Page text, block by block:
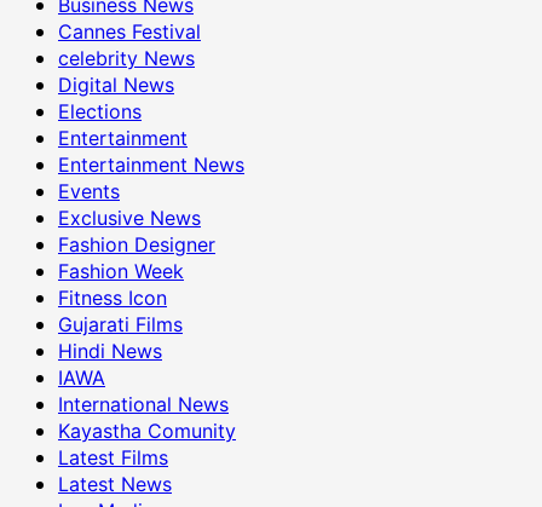
Cannes Festival
celebrity News
Digital News
Elections
Entertainment
Entertainment News
Events
Exclusive News
Fashion Designer
Fashion Week
Fitness Icon
Gujarati Films
Hindi News
IAWA
International News
Kayastha Comunity
Latest Films
Latest News